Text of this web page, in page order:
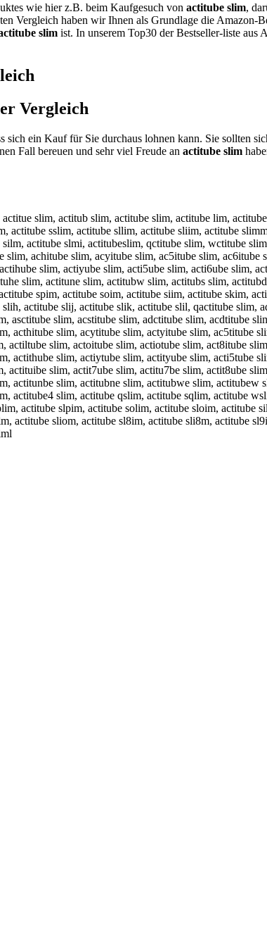
wie hier z.B. beim Kaufgesuch von actitube slim,
Vergleich haben wir Ihnen als Grundlage die
slim ist. In unserem Top30 der Bestseller-liste aus
Vergleich
sich ein Kauf für Sie durchaus lohnen kann. Sie sollten
Fall bereuen und sehr viel Freude an actitube slim
slim, actitub slim, actitube slim, actitube lim,
actitube sslim, actitube sllim, actitube sliim, actitube
actitube slmi, actitubeslim, qctitube slim, wctitube
achitube slim, acyitube slim, ac5itube slim,
slim, actiyube slim, acti5ube slim, acti6ube slim,
slim, actitune slim, actitubw slim, actitubs slim,
spim, actitube soim, actitube siim, actitube skim,
actitube slij, actitube slik, actitube slil, qactitube
asctitube slim, acstitube slim, adctitube slim, acdtitube
acthitube slim, acytitube slim, actyitube slim, ac5titube
slim, actoitube slim, actiotube slim, act8itube
actithube slim, actiytube slim, actityube slim, acti5tube
slim, actit7ube slim, actitu7be slim, actit8ube
actitunbe slim, actitubne slim, actitubwe slim,
actitube4 slim, actitube qslim, actitube sqlim, actitube
actitube slpim, actitube solim, actitube sloim, actitube
actitube sliom, actitube sl8im, actitube sli8m, actitube